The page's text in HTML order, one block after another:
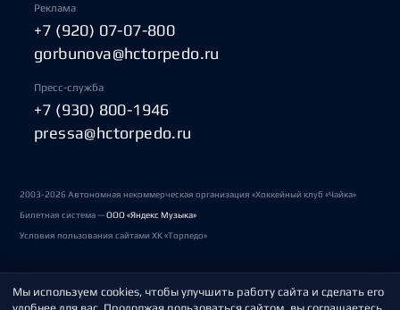
Реклама
+7 (920) 07-07-800
gorbunova@hctorpedo.ru
Пресс-служба
+7 (930) 800-1946
pressa@hctorpedo.ru
2003-2026 Автономная некоммерческая организация «Хоккейный клуб «Чайка»
Билетная система —ООО «Яндекс Музыка»
Условия пользования сайтами ХК «Торпедо»
Политика обработки персональных данных
Мы используем cookies, чтобы улучшить работу сайта и сделать его